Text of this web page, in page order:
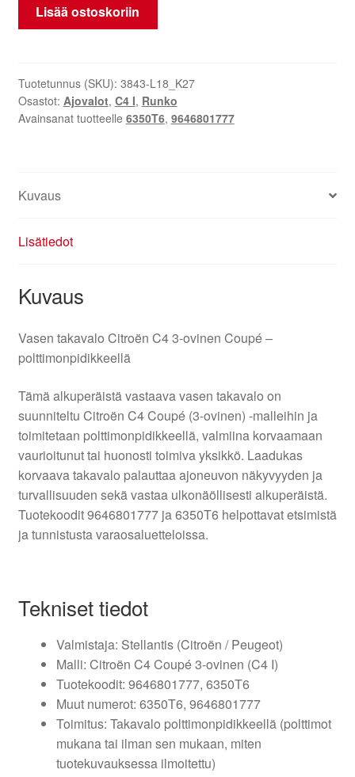
takavalo
C4
Coupe
9646801777
Lisää ostoskoriin
Tuotetunnus (SKU): 3843-L18_K27
Osastot: Ajovalot, C4 I, Runko
Avainsanat tuotteelle 6350T6, 9646801777
Kuvaus
Lisätiedot
Kuvaus
Vasen takavalo Citroën C4 3-ovinen Coupé –
polttimonpidikkeellä
Tämä alkuperäistä vastaava vasen takavalo on
suunniteltu Citroën C4 Coupé (3-ovinen) -malleihin ja
toimitetaan polttimonpidikkeellä, valmiina korvaamaan
vaurioitunut tai huonosti toimiva yksikkö. Laadukas
korvaava takavalo palauttaa ajoneuvon näkyvyyden ja
turvallisuuden sekä vastaa ulkonäöllisesti alkuperäistä.
Tuotekoodit 9646801777 ja 6350T6 helpottavat etsimistä
ja tunnistusta varaosaluetteloissa.
Tekniset tiedot
Valmistaja: Stellantis (Citroën / Peugeot)
Malli: Citroën C4 Coupé 3-ovinen (C4 I)
Tuotekoodit: 9646801777, 6350T6
Muut numerot: 6350T6, 9646801777
Toimitus: Takavalo polttimonpidikkeellä (polttimot
mukana tai ilman sen mukaan, miten
tuotekuvauksessa ilmoitettu)